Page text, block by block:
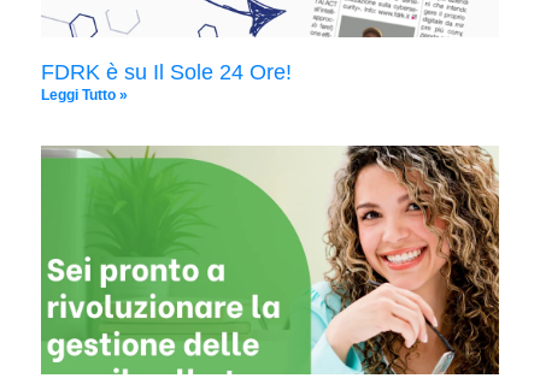
FDRK è su Il Sole 24 Ore!
Leggi Tutto »